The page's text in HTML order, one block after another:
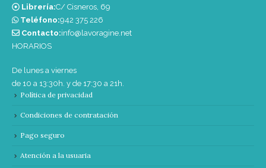
Librería:C/ Cisneros, 69
Teléfono:‭942 375 226‬
Contacto:info@lavoragine.net
HORARIOS
De lunes a viernes
de 10 a 13:30h. y de 17:30 a 21h.
Política de privacidad
Condiciones de contratación
Pago seguro
Atención a la usuaria